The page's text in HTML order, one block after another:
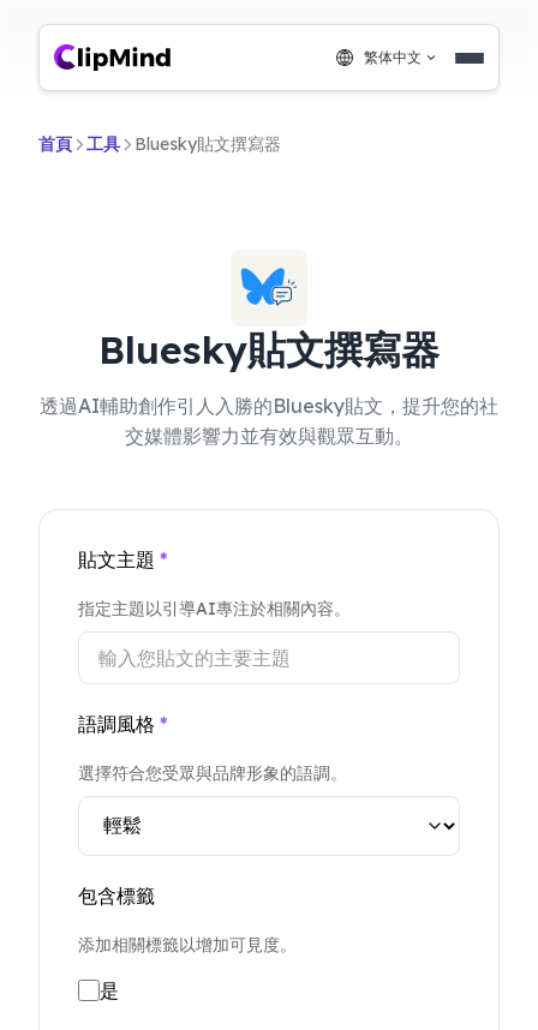
繁体中文
首頁 工具 Bluesky貼文撰寫器
Bluesky貼文撰寫器
透過AI輔助創作引人入勝的Bluesky貼文，提升您的社
交媒體影響力並有效與觀眾互動。
貼文主題 *
指定主題以引導AI專注於相關內容。
語調風格 *
選擇符合您受眾與品牌形象的語調。
包含標籤
添加相關標籤以增加可見度。
是